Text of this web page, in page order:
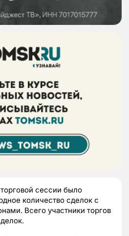
сессии было
количество сделок с
Всего участники торгов